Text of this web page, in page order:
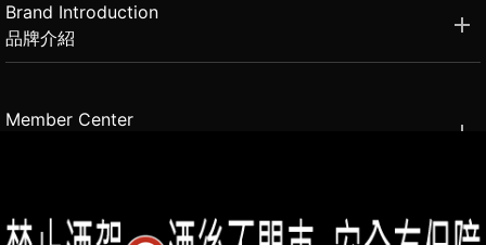
Brand Introduction
品牌介紹
Member Center